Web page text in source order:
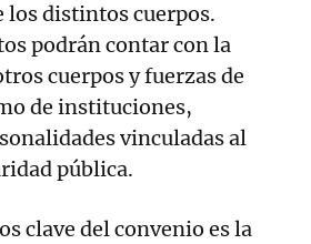
los distintos cuerpos.
podrán contar con la
cuerpos y fuerzas de
de instituciones,
vinculadas al
pública.
clave del convenio es la